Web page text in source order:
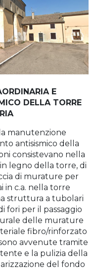
E
DELLA TORRE
manutenzione
antisismico della
consistevano nella
legno della torre, di
di murature per
in c.a. nella torre
struttura a tubolari
fori per il passaggio
delle murature
fibro/rinforzato
avvenute tramite
e la pulizia della
del fondo